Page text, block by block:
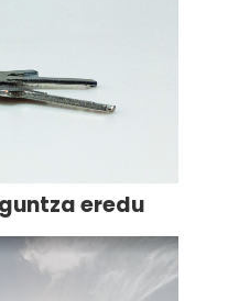
eredu